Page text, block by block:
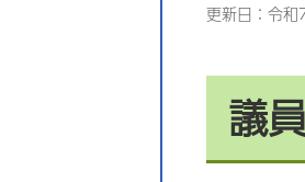
更新日：令
議